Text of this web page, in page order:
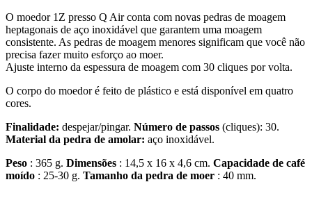
O moedor 1Z presso Q Air conta com novas pedras de moagem
heptagonais de aço inoxidável que garantem uma moagem
consistente. As pedras de moagem menores significam que você não
precisa fazer muito esforço ao moer.
Ajuste interno da espessura de moagem com 30 cliques por volta.
O corpo do moedor é feito de plástico e está disponível em quatro
cores.
Finalidade: despejar/pingar. Número de passos (cliques): 30.
Material da pedra de amolar: aço inoxidável.
Peso : 365 g. Dimensões : 14,5 x 16 x 4,6 cm. Capacidade de café
moído : 25-30 g. Tamanho da pedra de moer : 40 mm.